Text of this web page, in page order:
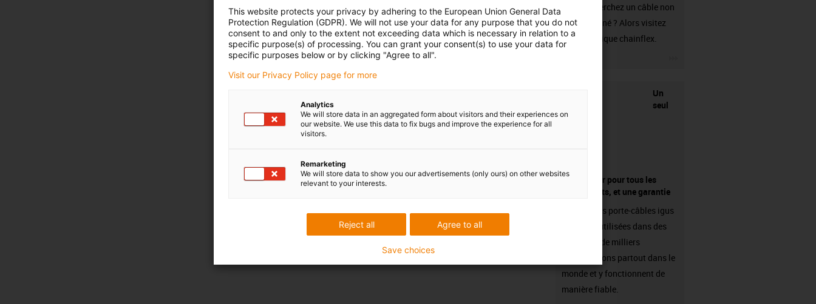
Vous recherchez un câble non
confectionné ? Alors visitez
notre boutique chainflex.
Un
seul
fournisseur pour tous les
composants, et une garantie
Les chaînes porte-câbles igus
sont déjà utilisées dans des
centaines de milliers
d'applications partout dans le
monde et y fonctionnent de
manière fiable.
This website protects your privacy by adhering to the European Union General Data
Protection Regulation (GDPR). We will not use your data for any purpose that you do not
consent to and only to the extent not exceeding data which is necessary in relation to a
specific purpose(s) of processing. You can grant your consent(s) to use your data for
specific purposes below or by clicking "Agree to all".
Visit our Privacy Policy page for more
Analytics
We will store data in an aggregated form about visitors and their experiences on
our website. We use this data to fix bugs and improve the experience for all
visitors.
Remarketing
We will store data to show you our advertisements (only ours) on other websites
relevant to your interests.
Agree to all
Reject all
Save choices